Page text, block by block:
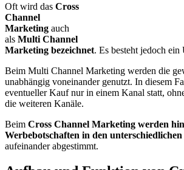
Oft wird das Cross
Channel
Marketing auch
als Multi Channel
Marketing bezeichnet. Es besteht jedoch ein
Beim Multi Channel Marketing werden die
unabhängig voneinander genutzt. In diesem
eventueller Kauf nur in einem Kanal statt,
die weiteren Kanäle.
Beim Cross Channel Marketing werden
Werbebotschaften in den
aufeinander abgestimmt.